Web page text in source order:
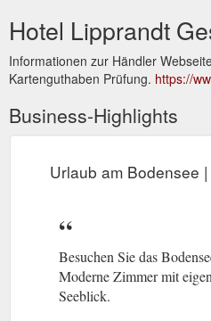
Hotel Lipprandt
Informationen zur Händler
Kartenguthaben Prüfung. https://
Business-Highlights
Urlaub am Bodensee
Besuchen Sie das
Moderne Zimmer mit
Seeblick.